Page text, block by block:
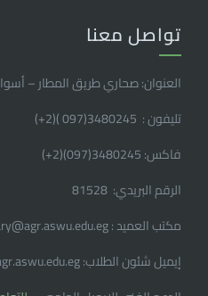
تواصل معنا
العنوان: صحاري طريق المطار –
تليفون : 3480245(097 )(2
+
)
فاكس: 3480245(097)(2
+
)
الرقم البريدي: 81528
مكتب العميد : dean.secretary@agr.aswu.edu.eg
إيميل شئون الطلاب: vde@agr.aswu.edu.eg